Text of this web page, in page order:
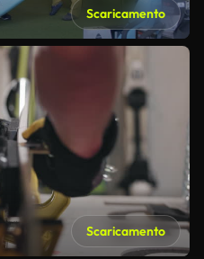
Scaricamento
Scaricamento